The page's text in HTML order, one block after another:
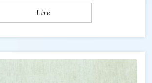
Lire